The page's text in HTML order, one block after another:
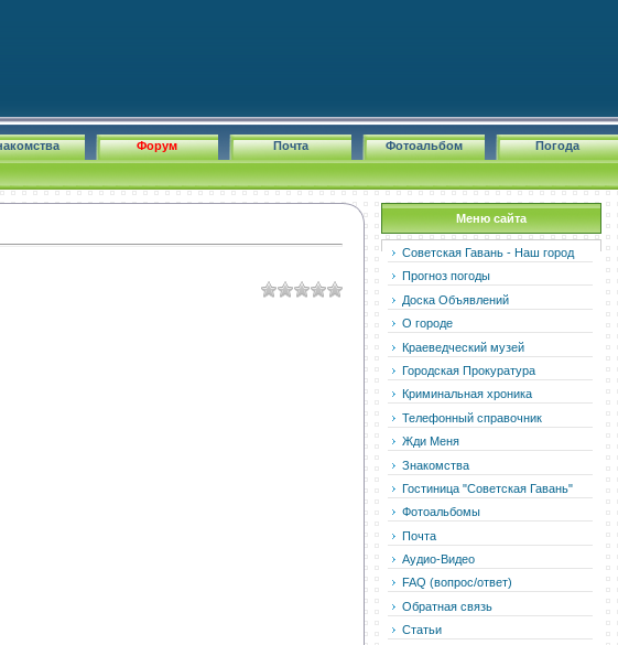
Погода
Фотоальбом
Почта
Форум
Меню сайта
Советская Гавань - Наш город
Прогноз погоды
Доска Объявлений
О городе
Краеведческий музей
Городская Прокуратура
Криминальная хроника
Телефонный справочник
Жди Меня
Знакомства
Гостиница "Советская Гавань"
Фотоальбомы
Почта
Аудио-Видео
FAQ (вопрос/ответ)
Обратная связь
Статьи